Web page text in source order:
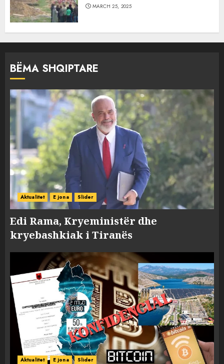
MARCH 25, 2025
BËMA SHQIPTARE
Aktualitet E jona Slider
Edi Rama, Kryeministër dhe
kryebashkiak i Tiranës
Aktualitet E jona Slider